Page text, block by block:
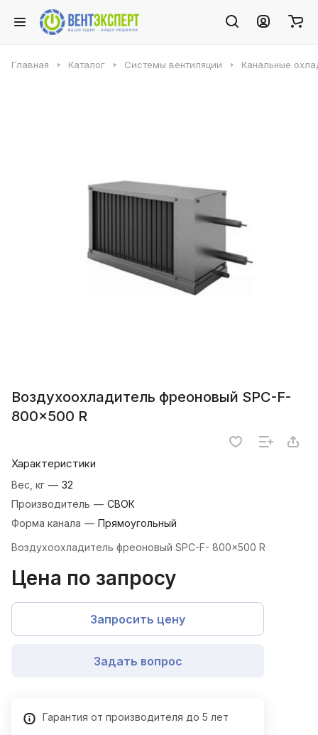
Главная Каталог Системы вентиляции Канальные
Воздухоохладитель фреоновый SPC-F-
800×500 R
Характеристики
Вес, кг — 32
Производитель — СВОК
Форма канала — Прямоугольный
Воздухоохладитель фреоновый SPC-F- 800×500 R
Цена по запросу
Запросить цену
Задать вопрос
Гарантия от производителя до 5 лет